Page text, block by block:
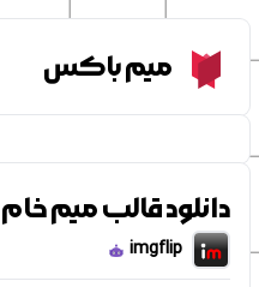
Meme Boxمیم باکس
دانلود قالب میم خام Laughing stoner
imgflip